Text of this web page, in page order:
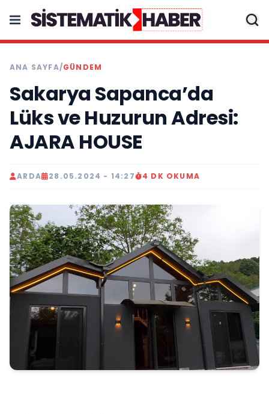
ANA SAYFA/GÜNDEM
Sakarya Sapanca’da
Lüks ve Huzurun Adresi:
AJARA HOUSE
ARDA 28.05.2024 - 14:27 4 DK OKUMA